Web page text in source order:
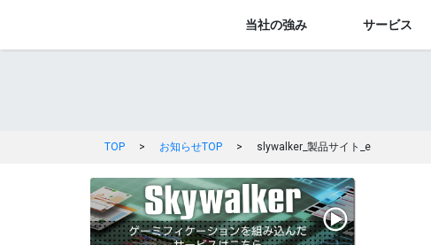
当社の強み サービス
TOP > お知らせTOP > slywalker_製品サイト_e